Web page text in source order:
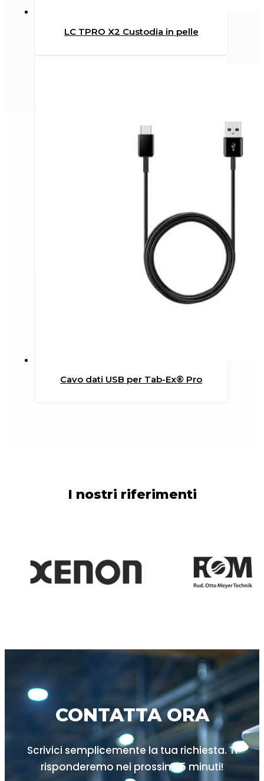
LC TPRO X2 Custodia in pelle
Cavo dati USB per Tab-Ex® Pro
I nostri riferimenti
CONTATTA ORA
Scrivici semplicemente la tua richiesta. Ti
risponderemo nei prossimi5 minuti!